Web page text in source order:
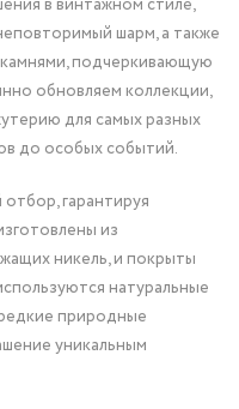
в винтажном стиле,
шарм, а также
подчеркивающую
обновляем коллекции,
для самых разных
до особых событий.
гарантируя
из
никель, и покрыты
натуральные
природные
уникальным